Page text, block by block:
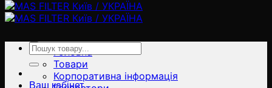
Головна
Товари
Корпоративна інформація
Ara:
Ваш кабінет